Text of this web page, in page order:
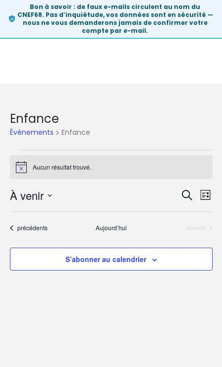
content
Enfance
Évènements Enfance
Évènements
Notice Aucun résultat trouvé.
de
de
Liste
À venir
Sélectionnez
une
date.
Évènements
précédents Aujourd’hui Évènements
suivants
S’abonner au calendrier
Bon à savoir : de faux e-mails circulent au nom du
CNEF68. Pas d’inquiétude, vos données sont en sécurité —
nous ne vous demanderons jamaisde confirmer votre
compte par e-mail.